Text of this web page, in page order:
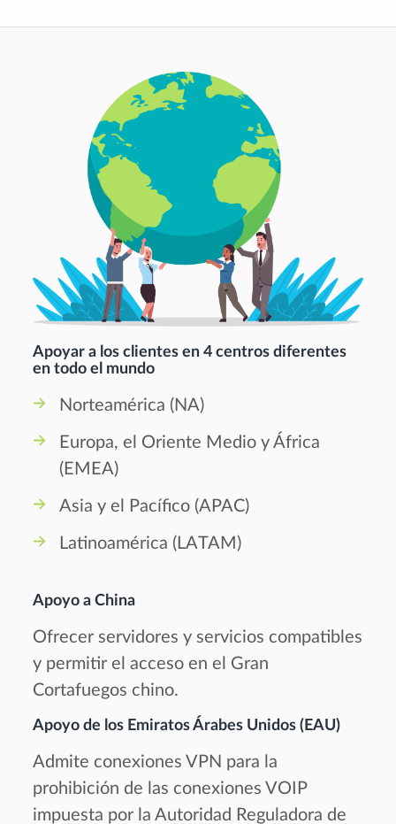
Apoyar a los clientes en 4 centros diferentes
en todo el mundo
Norteamérica (NA)
Europa, el Oriente Medio y África
(EMEA)
Asia y el Pacífico (APAC)
Latinoamérica (LATAM)
Apoyo a China
Ofrecer servidores y servicios compatibles
y permitir el acceso en el Gran
Cortafuegos chino.
Apoyo de los Emiratos Árabes Unidos (EAU)
Admite conexiones VPN para la
prohibición de las conexiones VOIP
impuesta por la Autoridad Reguladora de